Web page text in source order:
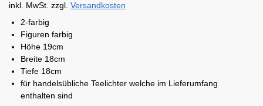
inkl. MwSt. zzgl. Versandkosten
2-farbig
Figuren farbig
Höhe 19cm
Breite 18cm
Tiefe 18cm
für handelsübliche Teelichter welche im Lieferumfang
enthalten sind